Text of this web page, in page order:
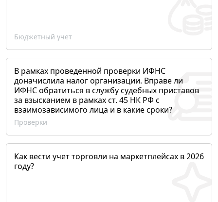
Бюджетный учет
В рамках проведенной проверки ИФНС
доначислила налог организации. Вправе ли
ИФНС обратиться в службу судебных приставов
за взысканием в рамках ст. 45 НК РФ с
взаимозависимого лица и в какие сроки?
Проверки
Как вести учет торговли на маркетплейсах в 2026
году?